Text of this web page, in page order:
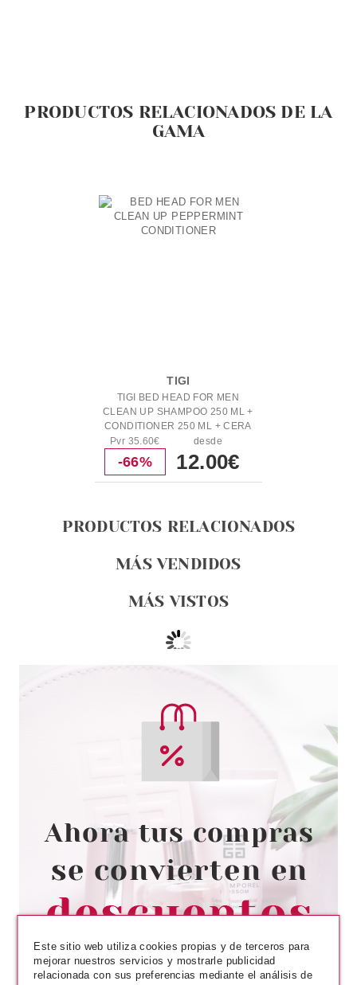
PRODUCTOS RELACIONADOS DE LA
GAMA
TIGI
TIGI BED HEAD FOR MEN
CLEAN UP SHAMPOO 250 ML +
CONDITIONER 250 ML + CERA
85 GR SET
Pvr 35.60€
-66%
desde
12.00€
PRODUCTOS RELACIONADOS
MÁS VENDIDOS
MÁS VISTOS
OROFLUIDO
OROFLUIDO CHAMPÚ 1000 ML
Pvr 26.38€
-49%
desde
13.39€
Este sitio web utiliza cookies propias y de terceros para
mejorar nuestros servicios y mostrarle publicidad
relacionada con sus preferencias mediante el análisis de